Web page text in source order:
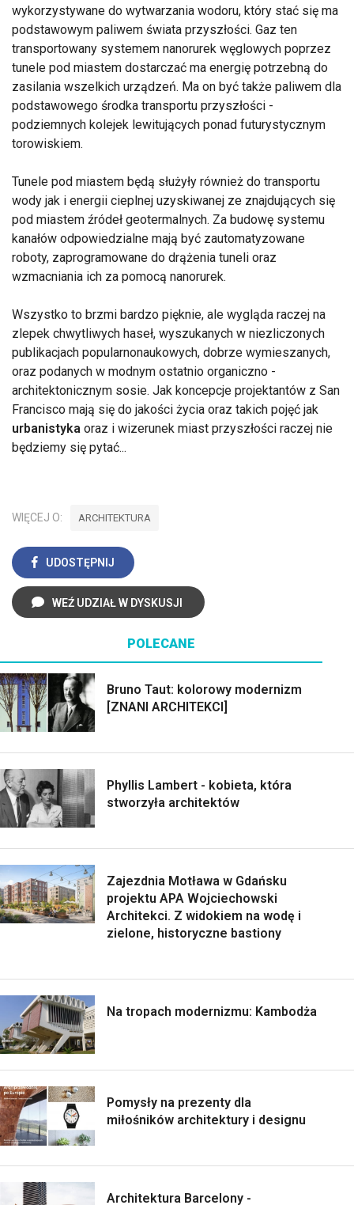
wykorzystywane do wytwarzania wodoru, który stać się ma
podstawowym paliwem świata przyszłości. Gaz ten
transportowany systemem nanorurek węglowych poprzez
tunele pod miastem dostarczać ma energię potrzebną do
zasilania wszelkich urządzeń. Ma on być także paliwem dla
podstawowego środka transportu przyszłości -
podziemnych kolejek lewitujących ponad futurystycznym
torowiskiem.
Tunele pod miastem będą służyły również do transportu
wody jak i energii cieplnej uzyskiwanej ze znajdujących się
pod miastem źródeł geotermalnych. Za budowę systemu
kanałów odpowiedzialne mają być zautomatyzowane
roboty, zaprogramowane do drążenia tuneli oraz
wzmacniania ich za pomocą nanorurek.
Wszystko to brzmi bardzo pięknie, ale wygląda raczej na
zlepek chwytliwych haseł, wyszukanych w niezliczonych
publikacjach popularnonaukowych, dobrze wymieszanych,
oraz podanych w modnym ostatnio organiczno -
architektonicznym sosie. Jak koncepcje projektantów z San
Francisco mają się do jakości życia oraz takich pojęć jak
urbanistyka oraz i wizerunek miast przyszłości raczej nie
będziemy się pytać...
WIĘCEJ O: ARCHITEKTURA
UDOSTĘPNIJ
WEŹ UDZIAŁ W DYSKUSJI
POLECANE
Bruno Taut: kolorowy modernizm
[ZNANI ARCHITEKCI]
Phyllis Lambert - kobieta, która
stworzyła architektów
Zajezdnia Motława w Gdańsku
projektu APA Wojciechowski
Architekci. Z widokiem na wodę i
zielone, historyczne bastiony
Na tropach modernizmu: Kambodża
Pomysły na prezenty dla
miłośników architektury i designu
Architektura Barcelony -